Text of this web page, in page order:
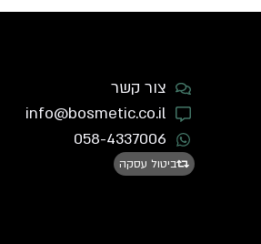
צור קשר
info@bosmetic.co.il
058-4337006
ביטול עסקה